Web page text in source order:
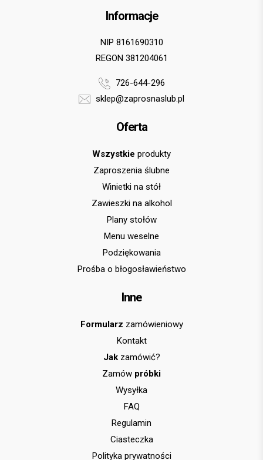
Informacje
NIP 8161690310
REGON 381204061
726-644-296
sklep@zaprosnaslub.pl
Oferta
Wszystkie produkty
Zaproszenia ślubne
Winietki na stół
Zawieszki na alkohol
Plany stołów
Menu weselne
Podziękowania
Prośba o błogosławieństwo
Inne
Formularz zamówieniowy
Kontakt
Jakzamówić?
Zamów próbki
Wysyłka
FAQ
Regulamin
Ciasteczka
Polityka prywatności